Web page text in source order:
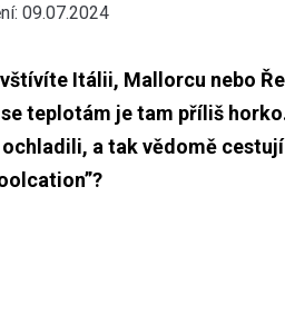
09.07.2024
Itálii, Mallorcu nebo
teplotám je tam příliš
a tak vědomě